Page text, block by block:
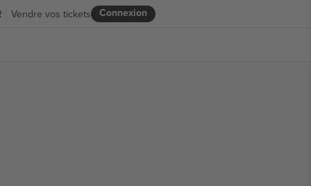
Connexion
Vendre vos tickets